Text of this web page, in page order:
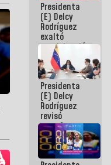
Presidenta
(E) Delcy
Rodríguez
exaltó
participación
de
Venezuela
en Juegos
Centroamericanos
y del Caribe
2026
Presidenta
(E) Delcy
Rodríguez
revisó
agenda
económica y
ejecución de
fondos de